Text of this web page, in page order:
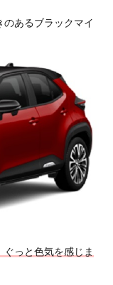
あるブラックマイ
っと色気を感じま